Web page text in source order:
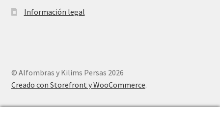
Información legal
© Alfombras y Kilims Persas 2026
Creado con Storefront y WooCommerce.